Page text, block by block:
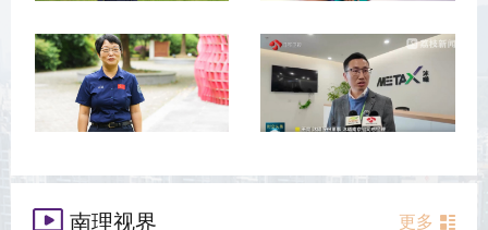
南理视界 更多